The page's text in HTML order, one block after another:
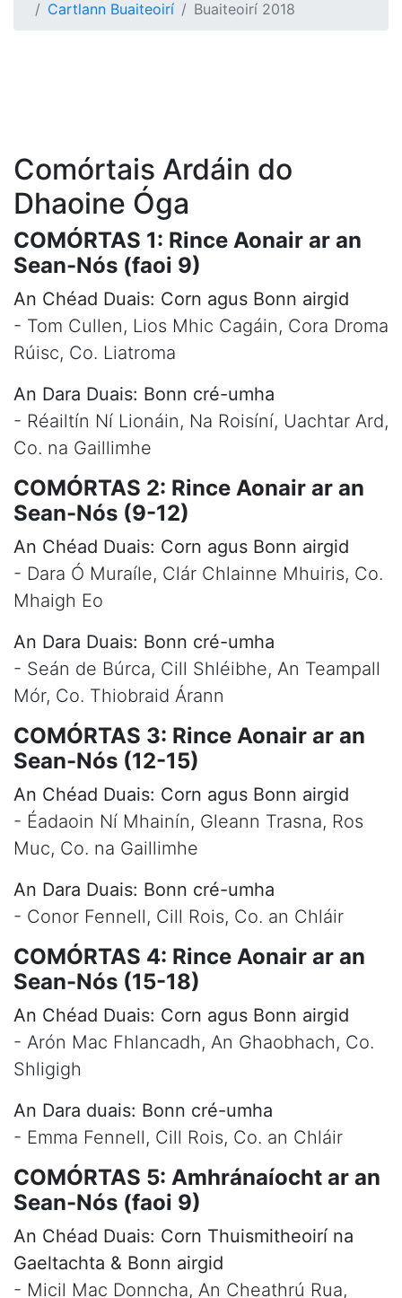
Cartlann Buaiteoirí Buaiteoirí 2018
Comórtais Ardáin do
Dhaoine Óga
COMÓRTAS 1: Rince Aonair ar an
Sean-Nós (faoi 9)
An Chéad Duais: Corn agus Bonn airgid
- Tom Cullen, Lios Mhic Cagáin, Cora Droma
Rúisc, Co. Liatroma
An Dara Duais: Bonn cré-umha
- Réailtín Ní Lionáin, Na Roisíní, Uachtar Ard,
Co. na Gaillimhe
COMÓRTAS 2: Rince Aonair ar an
Sean-Nós (9-12)
An Chéad Duais: Corn agus Bonn airgid
- Dara Ó Muraíle, Clár Chlainne Mhuiris, Co.
Mhaigh Eo
An Dara Duais: Bonn cré-umha
- Seán de Búrca, Cill Shléibhe, An Teampall
Mór, Co. Thiobraid Árann
COMÓRTAS 3: Rince Aonair ar an
Sean-Nós (12-15)
An Chéad Duais: Corn agus Bonn airgid
- Éadaoin Ní Mhainín, Gleann Trasna, Ros
Muc, Co. na Gaillimhe
An Dara Duais: Bonn cré-umha
- Conor Fennell, Cill Rois, Co. an Chláir
COMÓRTAS 4: Rince Aonair ar an
Sean-Nós (15-18)
An Chéad Duais: Corn agus Bonn airgid
- Arón Mac Fhlancadh, An Ghaobhach, Co.
Shligigh
An Dara duais: Bonn cré-umha
- Emma Fennell, Cill Rois, Co. an Chláir
COMÓRTAS 5: Amhránaíocht ar an
Sean-Nós (faoi 9)
An Chéad Duais: Corn Thuismitheoirí na
Gaeltachta & Bonn airgid
- Micil Mac Donncha, An Cheathrú Rua,